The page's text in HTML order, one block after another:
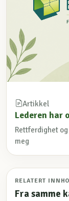
Artikkel
Lederen har
Rettferdighet
meg
RELATERT
Fra samme